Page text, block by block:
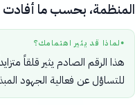
المنظمة، بحسب ما أفادت
● لماذا قد يثير اهتمامك؟
هذا الرقم الصادم يثير قلقاً
للتساؤل عن فعالية الجهود